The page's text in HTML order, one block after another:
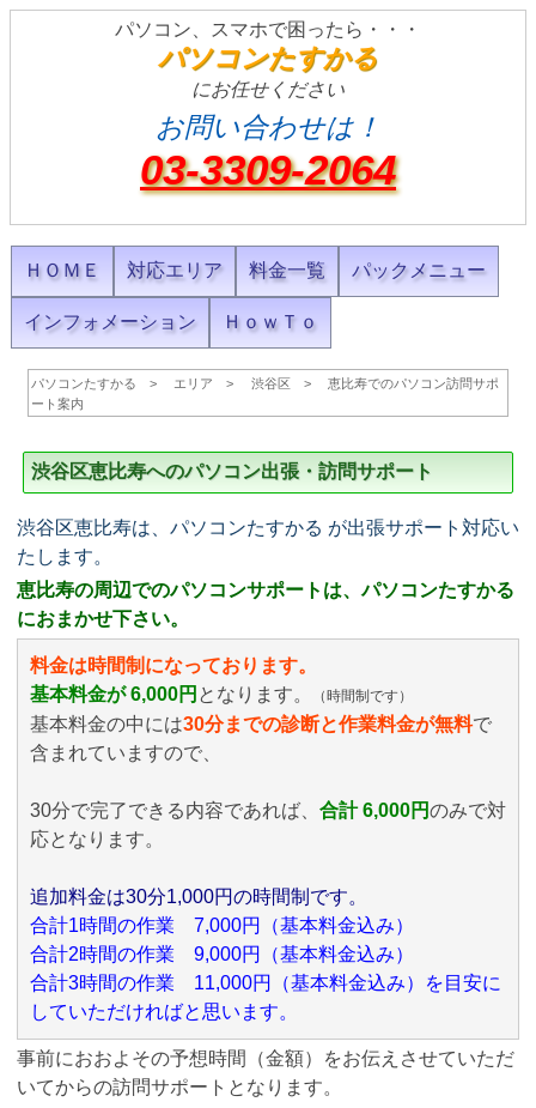
パソコン、スマホで困ったら・・・
パソコンたすかる
にお任せください
お問い合わせは！
03-3309-2064
ＨＯＭＥ 対応エリア 料金一覧 パックメニュー
インフォメーション ＨｏｗＴｏ
パソコンたすかる エリア 渋谷区
恵比寿でのパソコン訪問サポ
ート案内
渋谷区恵比寿へのパソコン出張・訪問サポート
渋谷区恵比寿は、パソコンたすかる が出張サポート対応い
たします。
恵比寿の周辺でのパソコンサポートは、パソコンたすかる
におまかせ下さい。
料金は時間制になっております。
基本料金が 6,000円 となります。 （時間制です）
基本料金の中には30分までの診断と作業料金が無料で
含まれていますので、
30分で完了できる内容であれば、 合計 6,000円のみで対
応となります。
追加料金は30分1,000円の時間制です。
合計1時間の作業 7,000円（基本料金込み）
合計2時間の作業 9,000円（基本料金込み）
合計3時間の作業 11,000円（基本料金込み）を目安に
していただければと思います。
事前におおよその予想時間（金額）をお伝えさせていただ
いてからの訪問サポートとなります。